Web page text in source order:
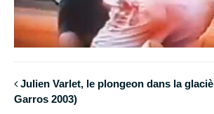
Julien Varlet, le plongeon dans la
Garros 2003)